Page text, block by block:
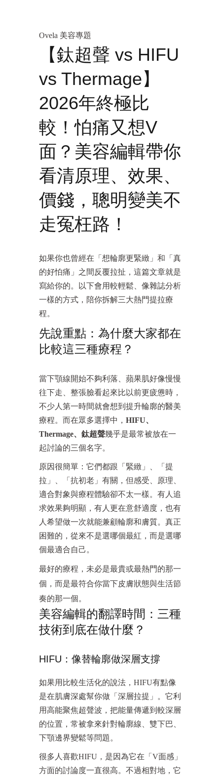
Ovela 美容專題
【鈦超聲 vs HIFU
vs Thermage】
2026年終極比
較！怕痛又想V
面？美容編輯帶你
看清原理、效果、
價錢，聰明變美不
走冤枉路！
如果你也曾經在「想輪廓更緊緻」和「真
的好怕痛」之間反覆拉扯，這篇文章就是
寫給你的。以下會用較輕鬆、像雜誌分析
一樣的方式，陪你拆解三大熱門提拉療
程。
先說重點：為什麼大家都在
比較這三種療程？
當下顎線開始不夠利落、蘋果肌好像慢慢
往下走、整張臉看起來比以前更疲憊時，
不少人第一時間就會想到提升輪廓的醫美
療程。而在眾多選擇中， HIFU、
Thermage、鈦超聲幾乎是最常被放在一
起討論的三個名字。
原因很簡單：它們都跟「緊緻」、「提
拉」、「抗初老」有關，但感受、原理、
適合對象與療程體驗卻不太一樣。有人追
求效果夠明顯，有人更在意舒適度，也有
人希望做一次就能兼顧輪廓和膚質。真正
困難的，從來不是選哪個最紅，而是選哪
個最適合自己。
最好的療程，未必是最貴或最熱門的那一
個，而是最符合你當下皮膚狀態與生活節
奏的那一個。
美容編輯的翻譯時間：三種
技術到底在做什麼？
HIFU：像替輪廓做深層支撐
如果用比較生活化的說法，HIFU有點像
是在肌膚深處幫你做「深層拉提」。它利
用高能聚焦超聲波，把能量傳遞到較深層
的位置，常被拿來針對輪廓線、雙下巴、
下顎邊界變鬆等問題。
很多人喜歡HIFU，是因為它在「V面感」
方面的討論度一直很高。不過相對地，它